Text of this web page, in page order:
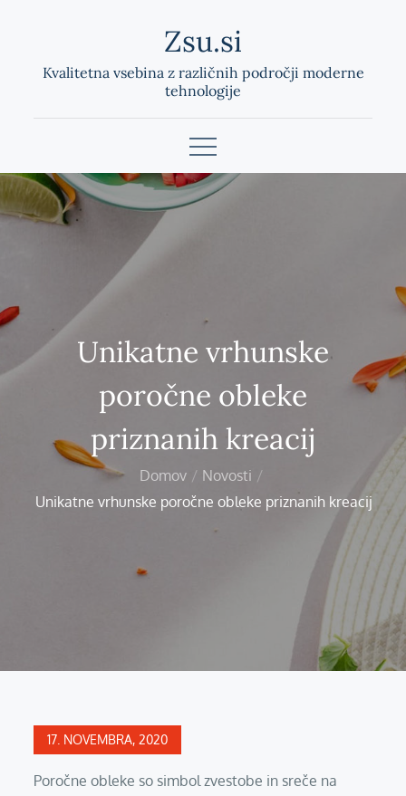
content
Zsu.si
Kvalitetna vsebina z različnih področji moderne
tehnologije
Unikatne vrhunske
poročne obleke
priznanih kreacij
Domov
Novosti
Unikatne vrhunske poročne obleke priznanih kreacij
Posted
17. NOVEMBRA, 2020
Poročne obleke so simbol zvestobe in sreče na